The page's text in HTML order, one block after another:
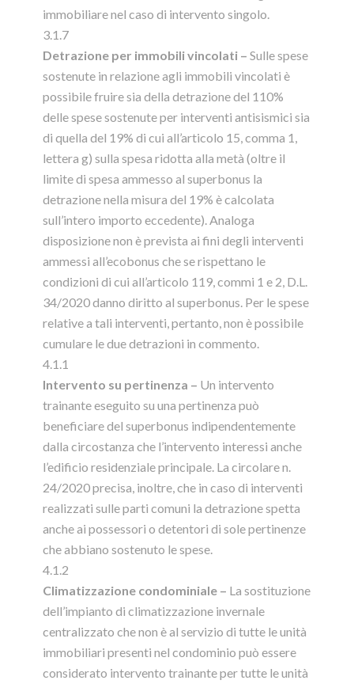
immobiliare nel caso di intervento singolo.
3.1.7
Detrazione per immobili vincolati – Sulle spese
sostenute in relazione agli immobili vincolati è
possibile fruire sia della detrazione del 110%
delle spese sostenute per interventi antisismici sia
di quella del 19% di cui all’articolo 15, comma 1,
lettera g) sulla spesa ridotta alla metà (oltre il
limite di spesa ammesso al superbonus la
detrazione nella misura del 19% è calcolata
sull’intero importo eccedente). Analoga
disposizione non è prevista ai fini degli interventi
ammessi all’ecobonus che se rispettano le
condizioni di cui all’articolo 119, commi 1 e 2, D.L.
34/2020 danno diritto al superbonus. Per le spese
relative a tali interventi, pertanto, non è possibile
cumulare le due detrazioni in commento.
4.1.1
Intervento su pertinenza – Un intervento
trainante eseguito su una pertinenza può
beneficiare del superbonus indipendentemente
dalla circostanza che l’intervento interessi anche
l’edificio residenziale principale. La circolare n.
24/2020 precisa, inoltre, che in caso di interventi
realizzati sulle parti comuni la detrazione spetta
anche ai possessori o detentori di sole pertinenze
che abbiano sostenuto le spese.
4.1.2
Climatizzazione condominiale – La sostituzione
dell’impianto di climatizzazione invernale
centralizzato che non è al servizio di tutte le unità
immobiliari presenti nel condominio può essere
considerato intervento trainante per tutte le unità